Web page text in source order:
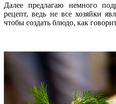
Далее предлагаю немного
рецепт, ведь не все хозяйки
чтобы создать блюдо, как